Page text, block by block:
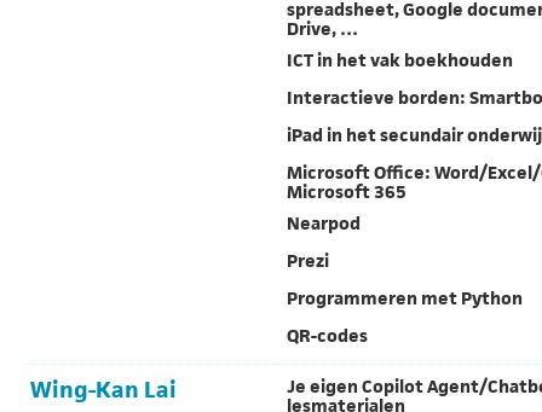
spreadsheet, Google
Drive, …
ICT in het vak boekhouden
Interactieve borden:
iPad in het secundair
Microsoft Office: Word/
Microsoft 365
Nearpod
Prezi
Programmeren met Python
QR-codes
Wing-Kan Lai
Je eigen Copilot Agent/
lesmaterialen